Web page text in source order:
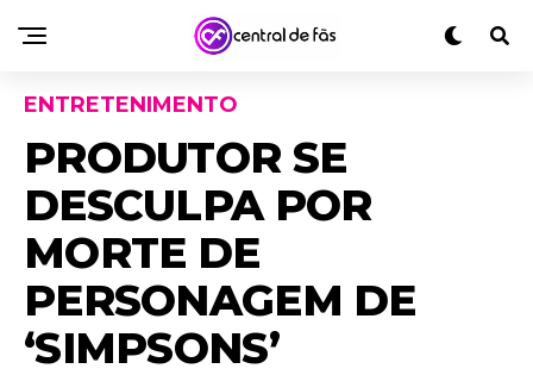
ENTRETENIMENTO
PRODUTOR SE
DESCULPA POR
MORTE DE
PERSONAGEM DE
‘SIMPSONS’